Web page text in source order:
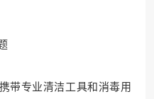
带专业清洁工具和消毒用